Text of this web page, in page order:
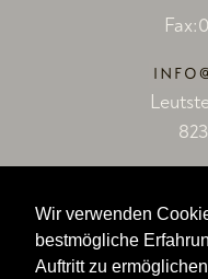
Wir verwenden
bestmögliche
Auftritt zu